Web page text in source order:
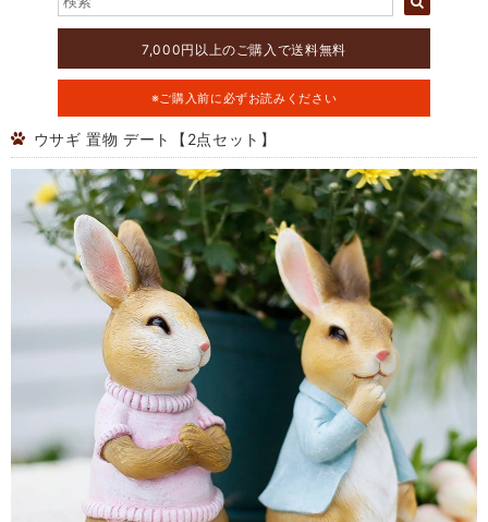
7,000円以上のご購入で送料無料
※ご購入前に必ずお読みください
ウサギ 置物 デート【2点セット】